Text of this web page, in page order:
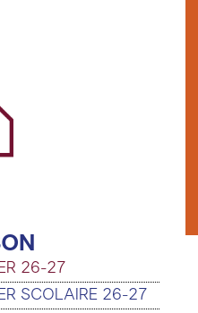
26-27
SCOLAIRE 26-27